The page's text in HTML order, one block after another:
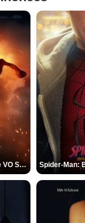
L'Odyssée Bande-annonce VO STFR